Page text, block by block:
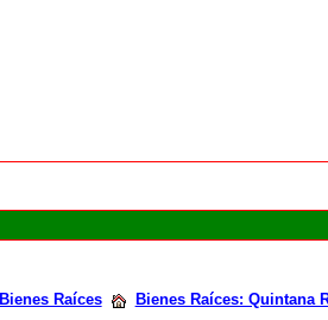
Bienes Raíces Bienes Raíces: Quintana